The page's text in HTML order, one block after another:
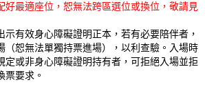
好最適座位，恕無法跨區選位或換位，敬請見
示有效身心障礙證明正本，若有必要陪伴者，
（恕無法單獨持票進場），以利查驗。入場時
定或非身心障礙證明持有者，可拒絕入場並拒
票要求。